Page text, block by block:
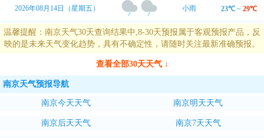
2026年08月14日（星期五） 小雨 23℃~ 29℃
温馨提醒：南京天气30天查询结果中,8-30天预报属于客观预报产品，反
映的是未来天气变化趋势，具有不确定性，请随时关注最新准确预报。
查看全部30天天气 ↓
南京天气预报导航
南京今天天气 南京明天天气
南京后天天气 南京7天天气